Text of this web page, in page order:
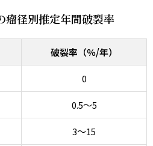
瘤径別推定年間破裂率
破裂率（％/年）
0
0.5～5
3～15